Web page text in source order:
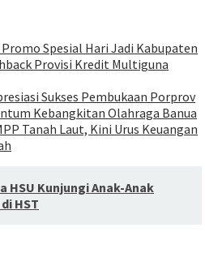
Spesial Hari Jadi Kabupaten
Provisi Kredit Multiguna
Sukses Pembukaan Porprov
Kebangkitan Olahraga Banua
Tanah Laut, Kini Urus Keuangan
HSU Kunjungi Anak-Anak
HST